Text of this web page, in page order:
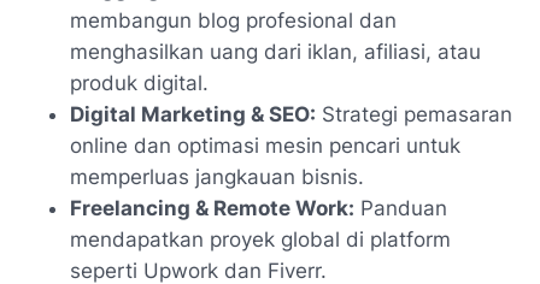
membangun blog profesional dan
menghasilkan uang dari iklan, afiliasi, atau
produk digital.
Digital Marketing & SEO: Strategi pemasaran
online dan optimasi mesin pencari untuk
memperluas jangkauan bisnis.
Freelancing & Remote Work: Panduan
mendapatkan proyek global di platform
seperti Upwork dan Fiverr.